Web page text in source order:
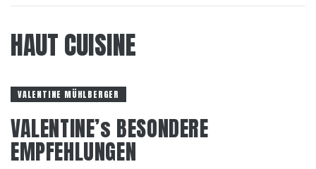
HAUT CUISINE
VALENTINE MÜHLBERGER
VALENTINE’s BESONDERE
EMPFEHLUNGEN